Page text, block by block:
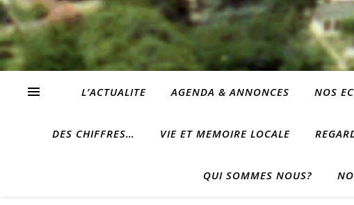
L’ACTUALITE AGENDA & ANNONCES NOS
DES CHIFFRES… VIE ET MEMOIRE LOCALE
QUI SOMMES NOUS?